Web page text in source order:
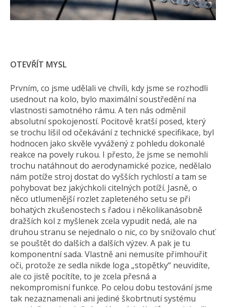
OTEVŘÍT MYSL
Prvním, co jsme udělali ve chvíli, kdy jsme se rozhodli
usednout na kolo, bylo maximální soustředění na
vlastnosti samotného rámu. A ten nás odměnil
absolutní spokojeností. Pocitově kratší posed, který
se trochu lišil od očekávání z technické specifikace, byl
hodnocen jako skvěle vyvážený z pohledu dokonalé
reakce na povely rukou. I přesto, že jsme se nemohli
trochu natáhnout do aerodynamické pozice, nedělalo
nám potíže stroj dostat do vyšších rychlostí a tam se
pohybovat bez jakýchkoli citelných potíží. Jasně, o
něco utlumenější rozlet zapleteného setu se při
bohatých zkušenostech s řadou i několikanásobně
dražších kol z myšlenek zcela vypudit nedá, ale na
druhou stranu se nejednalo o nic, co by snižovalo chuť
se pouštět do dalších a dalších výzev. A pak je tu
komponentní sada. Vlastně ani nemusíte přimhouřit
oči, protože ze sedla nikde loga „stopětky“ neuvidíte,
ale co jistě pocítíte, to je zcela přesná a
nekompromisní funkce. Po celou dobu testování jsme
tak nezaznamenali ani jediné škobrtnutí systému